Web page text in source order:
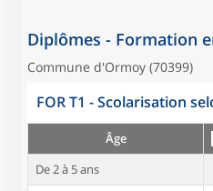
Diplômes - Formation
Commune d'Ormoy (70399)
FOR T1 - Scolarisation
Âge
De 2 à 5 ans